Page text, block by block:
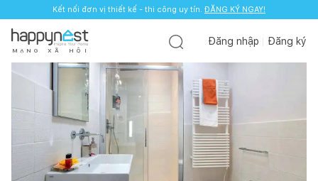
Kết nối đơn vị thiết kế - thi công uy tín. ĐĂNG KÝ NGAY!
M Ạ N G X Ã H Ộ I
Đăng nhập Đăng ký